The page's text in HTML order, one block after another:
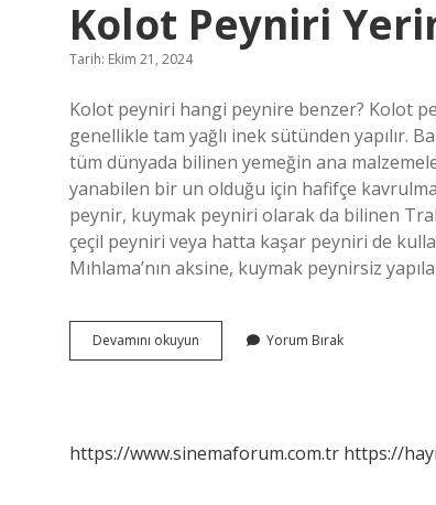
Kolot Peyniri
Tarih: Ekim 21, 2024
Kolot peyniri hangi peynire benzer? Kolot
genellikle tam yağlı inek sütünden yapılır.
tüm dünyada bilinen yemeğin ana
yanabilen bir un olduğu için hafifçe
peynir, kuymak peyniri olarak da bilinen
çeçil peyniri veya hatta kaşar peyniri de
Mıhlama’nın aksine, kuymak peynirsiz
Devamını okuyun
Peyniri
Yorum Bırak
https://www.sinemaforum.com.tr https://